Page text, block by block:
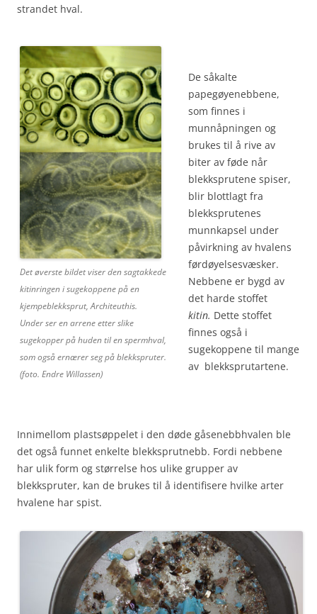
strandet hval.
Det øverste bildet viser den sagtakkede
kitinringen i sugekoppene på en
kjempeblekksprut, Architeuthis.
Under ser en arrene etter slike
sugekopper på huden til en spermhval,
som også ernærer seg på blekkspruter.
(foto. Endre Willassen)
De såkalte
papegøyenebbene,
som finnes i
munnåpningen og
brukes til å rive av
biter av føde når
blekksprutene spiser,
blir blottlagt fra
blekksprutenes
munnkapsel under
påvirkning av hvalens
førdøyelsesvæsker.
Nebbene er bygd av
det harde stoffet
kitin. Dette stoffet
finnes også i
sugekoppene til mange
av blekksprutartene.
Innimellom plastsøppelet i den døde gåsenebbhvalen ble
det også funnet enkelte blekksprutnebb. Fordi nebbene
har ulik form og størrelse hos ulike grupper av
blekkspruter, kan de brukes til å identifisere hvilke arter
hvalene har spist.